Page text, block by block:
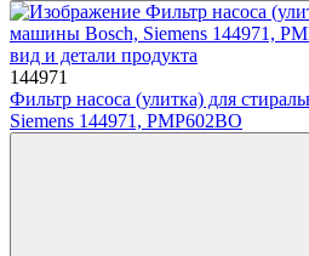
144971
Фильтр насоса (улитка) для
Siemens 144971, PMP602BO